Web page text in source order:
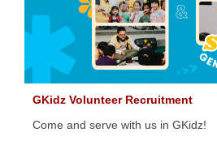
GKidz Volunteer Recruitment
Come and serve with us in GKidz!